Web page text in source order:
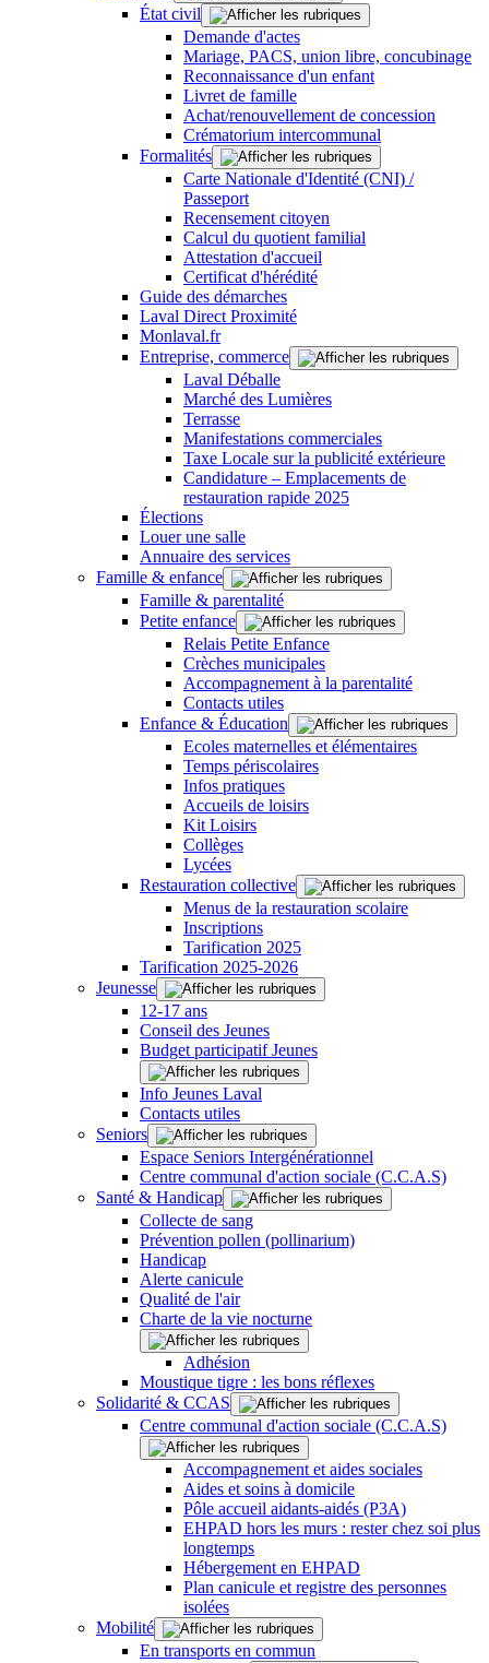
État civil
Demande d'actes
Mariage, PACS, union libre, concubinage
Reconnaissance d'un enfant
Livret de famille
Achat/renouvellement de concession
Crématorium intercommunal
Formalités
Carte Nationale d'Identité (CNI) /
Passeport
Recensement citoyen
Calcul du quotient familial
Attestation d'accueil
Certificat d'hérédité
Guide des démarches
Laval Direct Proximité
Monlaval.fr
Entreprise, commerce
Laval Déballe
Marché des Lumières
Terrasse
Manifestations commerciales
Taxe Locale sur la publicité extérieure
Candidature – Emplacements de
restauration rapide 2025
Élections
Louer une salle
Annuaire des services
Famille & enfance
Famille & parentalité
Petite enfance
Relais Petite Enfance
Crèches municipales
Accompagnement à la parentalité
Contacts utiles
Enfance & Éducation
Ecoles maternelles et élémentaires
Temps périscolaires
Infos pratiques
Accueils de loisirs
Kit Loisirs
Collèges
Lycées
Restauration collective
Menus de la restauration scolaire
Inscriptions
Tarification 2025
Tarification 2025-2026
Jeunesse
12-17 ans
Conseil des Jeunes
Budget participatif Jeunes
Info Jeunes Laval
Contacts utiles
Seniors
Espace Seniors Intergénérationnel
Centre communal d'action sociale (C.C.A.S)
Santé & Handicap
Collecte de sang
Prévention pollen (pollinarium)
Handicap
Alerte canicule
Qualité de l'air
Charte de la vie nocturne
Adhésion
Moustique tigre : les bons réflexes
Solidarité & CCAS
Centre communal d'action sociale (C.C.A.S)
Accompagnement et aides sociales
Aides et soins à domicile
Pôle accueil aidants-aidés (P3A)
EHPAD hors les murs : rester chez soi plus
longtemps
Hébergement en EHPAD
Plan canicule et registre des personnes
isolées
Mobilité
En transports en commun